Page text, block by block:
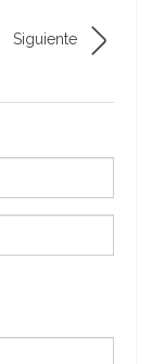
Siguiente